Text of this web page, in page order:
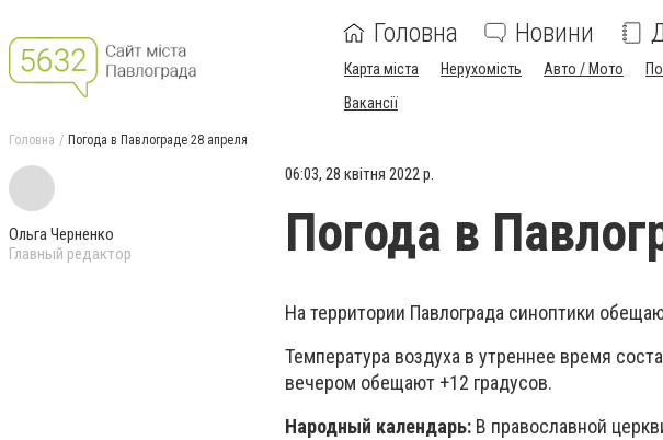
Головна Новини
Карта міста Нерухомість Авто / Мото
Вакансії
Головна Погода в Павлограде 28 апреля
Ольга Черненко
Главный редактор
06:03, 28 квітня 2022 р.
Погода в
На территории Павлограда синоптики
Температура воздуха в утреннее время
вечером обещают +12 градусов.
Народный календарь: В православной